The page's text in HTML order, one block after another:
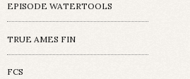
EPISODE WATERTOOLS
TRUE AMES FIN
FCS